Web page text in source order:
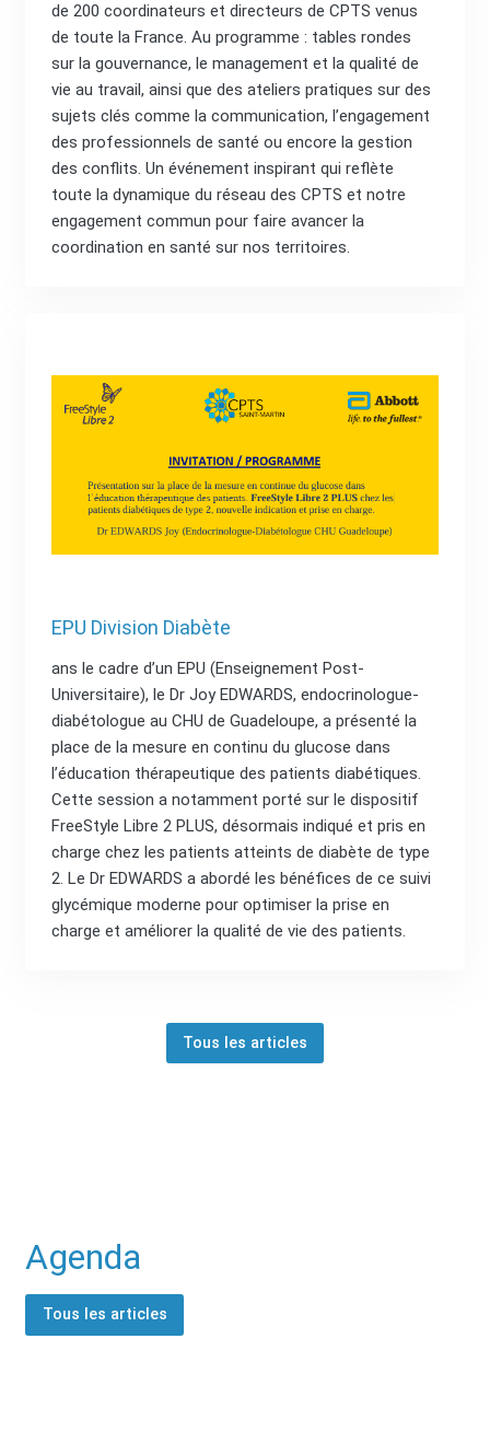
de 200 coordinateurs et directeurs de CPTS venus
de toute la France. Au programme : tables rondes
sur la gouvernance, le management et la qualité de
vie au travail, ainsi que des ateliers pratiques sur des
sujets clés comme la communication, l’engagement
des professionnels de santé ou encore la gestion
des conflits. Un événement inspirant qui reflète
toute la dynamique du réseau des CPTS et notre
engagement commun pour faire avancer la
coordination en santé sur nos territoires.
EPU Division Diabète
ans le cadre d’un EPU (Enseignement Post-
Universitaire), le Dr Joy EDWARDS, endocrinologue-
diabétologue au CHU de Guadeloupe, a présenté la
place de la mesure en continu du glucose dans
l’éducation thérapeutique des patients diabétiques.
Cette session a notamment porté sur le dispositif
FreeStyle Libre 2 PLUS, désormais indiqué et pris en
charge chez les patients atteints de diabète de type
2. Le Dr EDWARDS a abordé les bénéfices de ce suivi
glycémique moderne pour optimiser la prise en
charge et améliorer la qualité de vie des patients.
Tous les articles
Agenda
Tous les articles